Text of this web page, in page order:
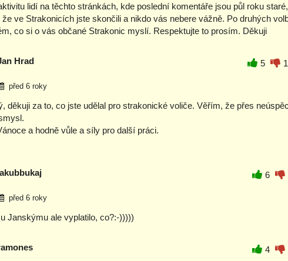
lidí na těchto stránkách, kde poslední komentáře jsou půl roku
že ve Strakonicích jste skončili a nikdo vás nebere vážně. Po druhých
co si o vás občané Strakonic myslí. Respektujte to prosím. Děkuji
Hrad 5
před 6 roky
děkuji za to, co jste udělal pro strakonické voliče. Věřím, že přes
a hodně vůle a síly pro další práci.
6
před 6 roky
Janskýmu ale vyplatilo, co?:-)))))
4